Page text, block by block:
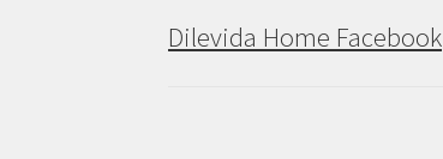
Dilevida Home Facebook